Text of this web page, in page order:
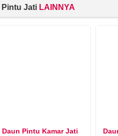
Pintu Jati LAINNYA
Daun Pintu Kamar Jati